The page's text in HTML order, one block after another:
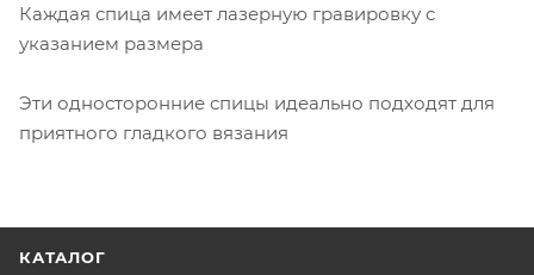
Каждая спица имеет лазерную гравировку с
указанием размера
Эти односторонние спицы идеально подходят для
приятного гладкого вязания
КАТАЛОГ